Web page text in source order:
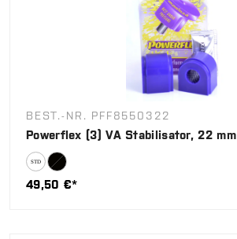
BEST.-NR. PFF8550322
Powerflex (3) VA Stabilisator, 22 mm
49,50 €*